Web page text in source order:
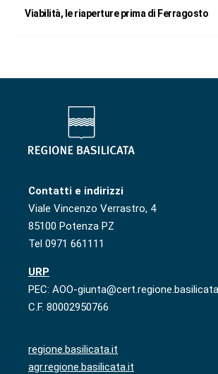
Viabilità, le riaperture prima di Ferragosto
Contatti e indirizzi
Viale Vincenzo Verrastro, 4
85100 Potenza PZ
Tel 0971 661111
URP
PEC: AOO-
C.F. 80002950766
regione.basilicata.it
agr.regione.basilicata.it